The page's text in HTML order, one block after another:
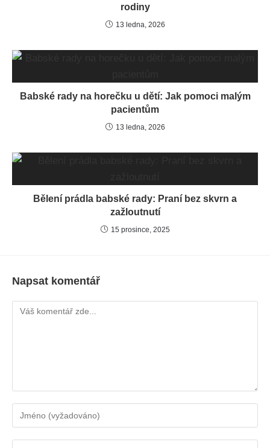
rodiny
13 ledna, 2026
Babské rady na horečku u dětí: Jak pomoci malým
pacientům
13 ledna, 2026
Bělení prádla babské rady: Praní bez skvrn a
zažloutnutí
15 prosince, 2025
Napsat komentář